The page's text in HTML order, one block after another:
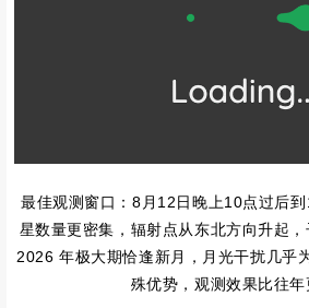
最佳观测窗口‌：8月12日晚上10点过后
星数量更密集，辐射点从东北方向升起，
2026 年极大期恰逢新月，月光干扰几乎
殊优势，观测效果比往年